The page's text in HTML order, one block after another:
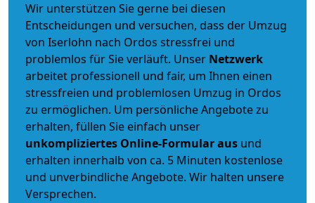
Wir unterstützen Sie gerne bei diesen
Entscheidungen und versuchen, dass der Umzug
von Iserlohn nach Ordos stressfrei und
problemlos für Sie verläuft. Unser Netzwerk
arbeitet professionell und fair, um Ihnen einen
stressfreien und problemlosen Umzug in Ordos
zu ermöglichen. Um persönliche Angebote zu
erhalten, füllen Sie einfach unser
unkompliziertes Online-Formular aus und
erhalten innerhalb von ca. 5 Minuten kostenlose
und unverbindliche Angebote. Wir halten unsere
Versprechen.